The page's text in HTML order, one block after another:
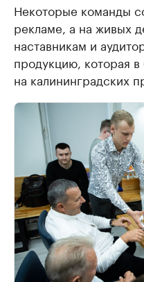
Некоторые команды
рекламе, а на живых
наставникам и
продукцию, которая
на калининградских